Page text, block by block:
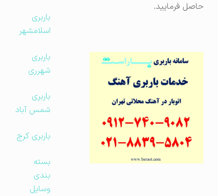
حاصل فرمایید.
باربری
اسلامشهر
باربری
شهرری
باربری
شمس آباد
باربری کرج
بسته
بندی
وسایل